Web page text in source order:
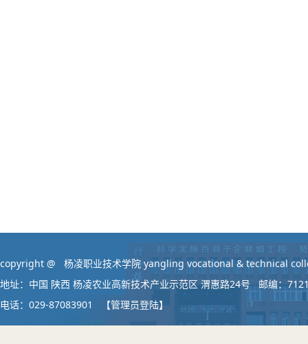
copyright @ 杨凌职业技术学院 yangling vocational & technical
地址：中国 陕西 杨凌农业高新技术产业示范区 渭惠路24号 邮编：
电话：029-87083901
【管理员登陆】